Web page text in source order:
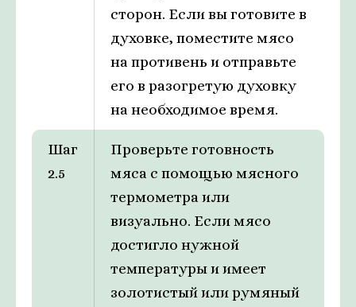
сторон. Если вы готовите в
духовке, поместите мясо
на противень и отправьте
его в разогретую духовку
на необходимое время.
Шаг
2.5
Проверьте готовность
мяса с помощью мясного
термометра или
визуально. Если мясо
достигло нужной
температуры и имеет
золотистый или румяный